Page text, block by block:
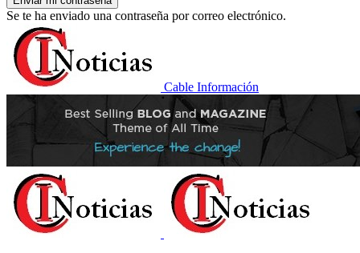
Se te ha enviado una contraseña por correo electrónico.
Cable Información